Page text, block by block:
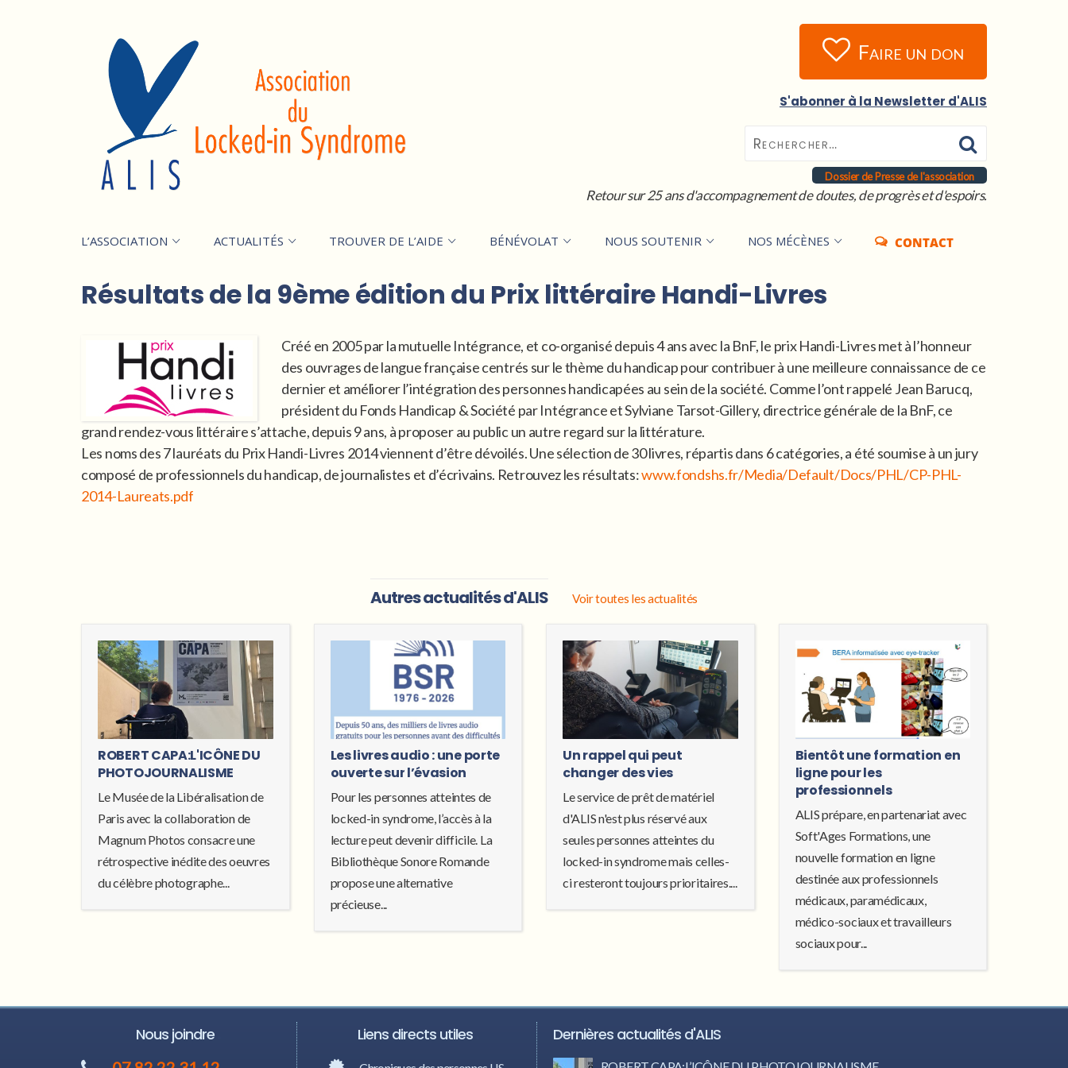
Faire un don
S'abonner à la Newsletter d'ALIS
Dossier de Presse de l'association
Retour sur 25 ans d'accompagnement de doutes, de progrès et d'espoirs.
L’ASSOCIATION ACTUALITÉS TROUVER DE L’AIDE BÉNÉVOLAT NOUS SOUTENIR NOS MÉCÈNES CONTACT
Résultats de la 9ème édition du Prix littéraire Handi-Livres
Créé en 2005 par la mutuelle Intégrance, et co-organisé depuis 4 ans avec la BnF, le prix Handi-Livres met à l’honneur
des ouvrages de langue française centrés sur le thème du handicap pour contribuer à une meilleure connaissance de ce
dernier et améliorer l’intégration des personnes handicapées au sein de la société. Comme l’ont rappelé Jean Barucq,
président du Fonds Handicap & Société par Intégrance et Sylviane Tarsot-Gillery, directrice générale de la BnF, ce
grand rendez-vous littéraire s’attache, depuis 9 ans, à proposer au public un autre regard sur la littérature.
Les noms des 7 lauréats du Prix Handi-Livres 2014 viennent d’être dévoilés. Une sélection de 30 livres, répartis dans 6 catégories, a été soumise à un jury
composé de professionnels du handicap, de journalistes et d’écrivains. Retrouvez les résultats:www.fondshs.fr/Media/Default/Docs/PHL/CP-PHL-
2014-Laureats.pdf
Autres actualités d'ALIS Voir toutes les actualités
ROBERT CAPA:L'ICÔNE DU
PHOTOJOURNALISME
Le Musée de la Libéralisation de
Paris avec la collaboration de
Magnum Photos consacre une
rétrospective inédite des oeuvres
du célèbre photographe...
Les livres audio : une porte
ouverte sur l’évasion
Pour les personnes atteintes de
locked-in syndrome, l’accès à la
lecture peut devenir difficile. La
Bibliothèque Sonore Romande
propose une alternative
précieuse...
Un rappel qui peut
changer des vies
Le service de prêt de matériel
d'ALIS n'est plus réservé aux
seules personnes atteintes du
locked-in syndrome mais celles-
ci resteront toujours prioritaires....
Bientôt une formation en
ligne pour les
professionnels
ALIS prépare, en partenariat avec
Soft'Ages Formations, une
nouvelle formation en ligne
destinée aux professionnels
médicaux, paramédicaux,
médico-sociaux et travailleurs
sociaux pour...
Nous joindre Liens directs utiles Dernières actualités d'ALIS